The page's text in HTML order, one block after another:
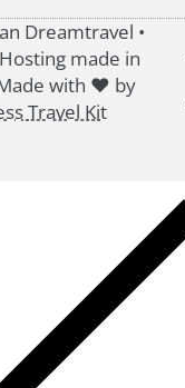
Dreamtravel •
made in
with ♥ by
Travel Kit